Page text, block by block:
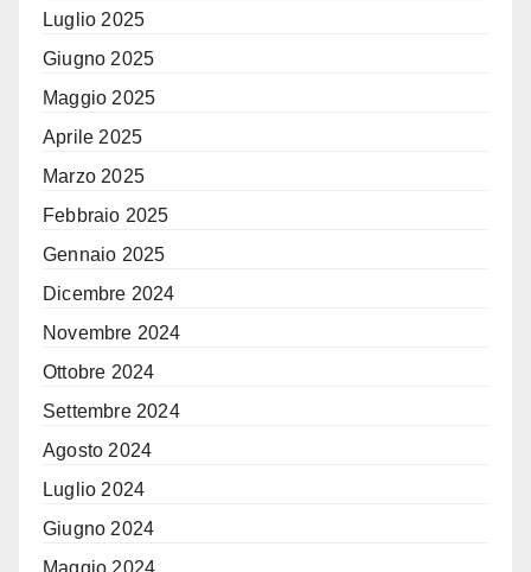
Luglio 2025
Giugno 2025
Maggio 2025
Aprile 2025
Marzo 2025
Febbraio 2025
Gennaio 2025
Dicembre 2024
Novembre 2024
Ottobre 2024
Settembre 2024
Agosto 2024
Luglio 2024
Giugno 2024
Maggio 2024